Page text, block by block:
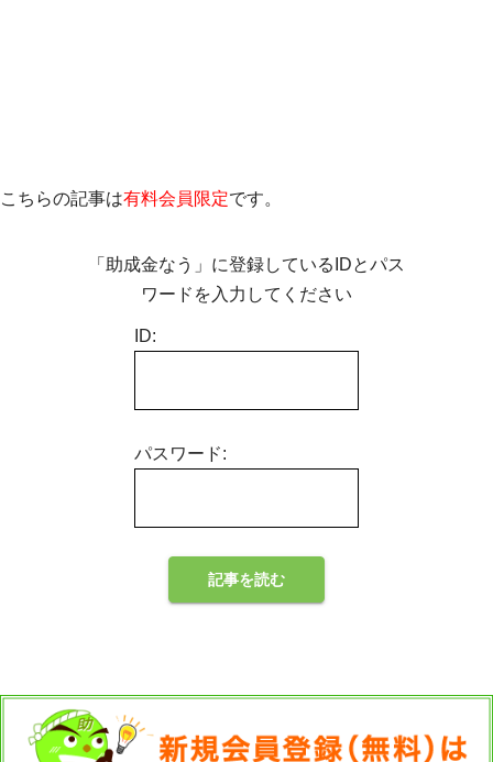
こちらの記事は有料会員限定です。
「助成金なう」に登録しているIDとパス
ワードを入力してください
ID:
パスワード: